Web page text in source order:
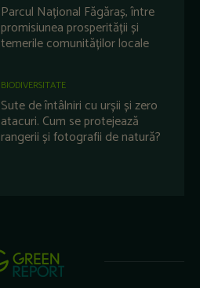
Parcul Național Făgăraș, între
promisiunea prosperității și
temerile comunităților locale
BIODIVERSITATE
Sute de întâlniri cu urșii și zero
atacuri. Cum se protejează
rangerii și fotografii de natură?